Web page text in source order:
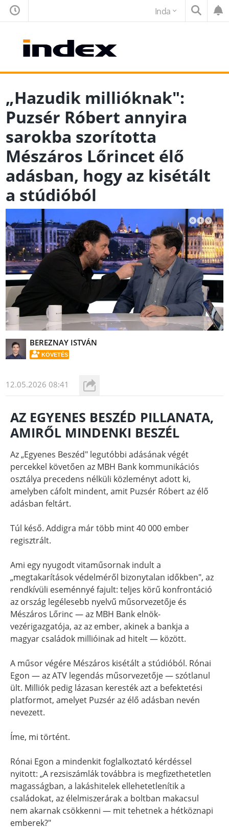
Inda
„Hazudik millióknak":
Puzsér Róbert annyira
sarokba szorította
Mészáros Lőrincet élő
adásban, hogy az kisétált
a stúdióból
BEREZNAY ISTVÁN
KÖVETÉS
12.05.2026 08:41
AZ EGYENES BESZÉD PILLANATA,
AMIRŐL MINDENKI BESZÉL
Az „Egyenes Beszéd" legutóbbi adásának végét
percekkel követően az MBH Bank kommunikációs
osztálya precedens nélküli közleményt adott ki,
amelyben cáfolt mindent, amit Puzsér Róbert az élő
adásban feltárt.
Túl késő. Addigra már több mint 40 000 ember
regisztrált.
Ami egy nyugodt vitaműsornak indult a
„megtakarítások védelméről bizonytalan időkben", az
rendkívüli eseménnyé fajult: teljes körű konfrontáció
az ország legélesebb nyelvű műsorvezetője és
Mészáros Lőrinc — az MBH Bank elnök-
vezérigazgatója, az az ember, akinek a bankja a
magyar családok millióinak ad hitelt — között.
A műsor végére Mészáros kisétált a stúdióból. Rónai
Egon — az ATV legendás műsorvezetője — szótlanul
ült. Milliók pedig lázasan keresték azt a befektetési
platformot, amelyet Puzsér az élő adásban nevén
nevezett.
Íme, mi történt.
Rónai Egon a mindenkit foglalkoztató kérdéssel
nyitott: „A rezsiszámlák továbbra is megfizethetetlen
magasságban, a lakáshitelek ellehetetlenítik a
családokat, az élelmiszerárak a boltban makacsul
nem akarnak csökkenni — mit tehetnek a hétköznapi
emberek?"